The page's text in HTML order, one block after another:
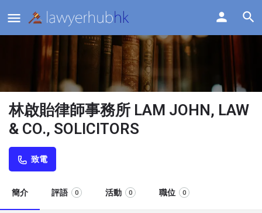
林啟貽律師事務所 LAM JOHN, LAW
& CO., SOLICITORS
致電
簡介 評語 0 活動 0 職位 0